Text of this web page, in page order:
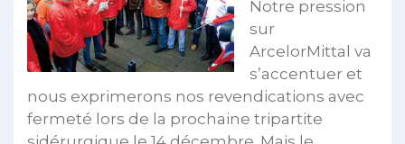
Notre pression
sur
ArcelorMittal va
s’accentuer et
nous exprimerons nos revendications avec
fermeté lors de la prochaine tripartite